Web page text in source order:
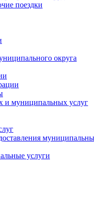
поездки
округа
и муниципальных услуг
услуги